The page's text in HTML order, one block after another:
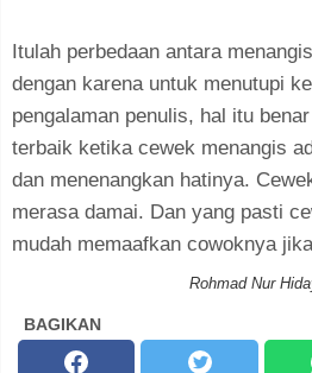
Itulah perbedaan antara
dengan karena untuk menutupi
pengalaman penulis, hal itu
terbaik ketika cewek menangis
dan menenangkan hatinya.
merasa damai. Dan yang pasti
mudah memaafkan cowoknya
Rohmad Nur
BAGIKAN